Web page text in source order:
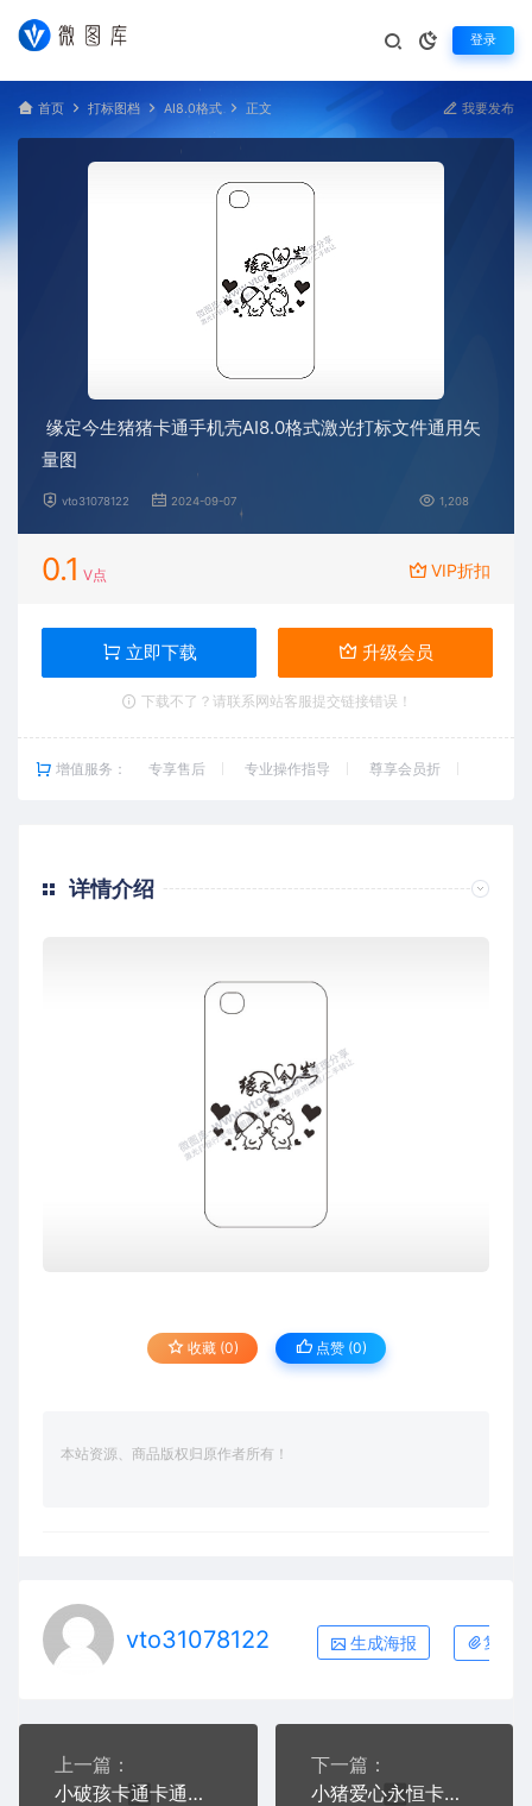
登录
首页 打标图档 AI8.0格式 正文 我要发布
缘定今生猪猪卡通手机壳AI8.0格式激光打标文件通用矢
量图
vto31078122 2024-09-07 1,208
0.1 V点 VIP折扣
立即下载 升级会员
下载不了？请联系网站客服提交链接错误！
增值服务： 专享售后 专业操作指导 尊享会员折
详情介绍
收藏 (0) 点赞 (0)
本站资源、商品版权归原作者所有！
vto31078122 生成海报 复制
上一篇：
小破孩卡通卡通手机壳AI8.0格式激光打标文件通用矢量图
下一篇：
小猪爱心永恒卡通手机壳AI8.0格式激光打标文件通用矢量图